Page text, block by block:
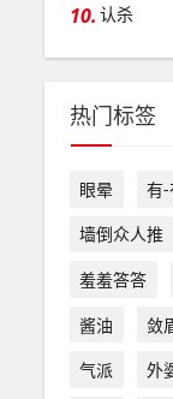
10. 认杀
热门标签
眼晕 有
墙倒众人推
羞羞答答
酱油
敛
气派
外